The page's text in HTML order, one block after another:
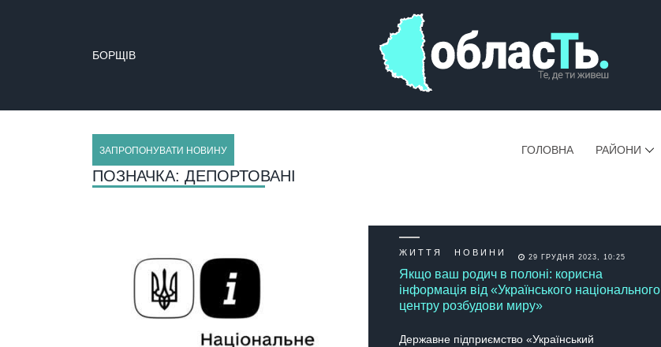
БОРЩІВ
ЗАПРОПОНУВАТИ НОВИНУ ГОЛОВНА РАЙОНИ
ПОЗНАЧКА: ДЕПОРТОВАНІ
ЖИТТЯ НОВИНИ 29 ГРУДНЯ 2023, 10:25
Якщо ваш родич в полоні: корисна
інформація від «Українського національного
центру розбудови миру»
Державне підприємство «Український